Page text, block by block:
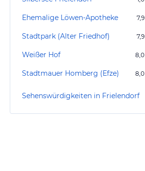
Ehemalige Löwen-Apotheke 7,9
Stadtpark (Alter Friedhof) 7,9
Weißer Hof 8,0
Stadtmauer Homberg (Efze) 8,0
Sehenswürdigkeiten in Frielendorf